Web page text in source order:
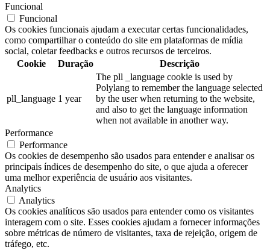
Funcional
Funcional
Os cookies funcionais ajudam a executar certas funcionalidades,
como compartilhar o conteúdo do site em plataformas de mídia
social, coletar feedbacks e outros recursos de terceiros.
Cookie
Duração Descrição
pll_language 1 year
The pll _language cookie is used by
Polylang to remember the language selected
by the user when returning to the website,
and also to get the language information
when not available in another way.
Performance
Performance
Os cookies de desempenho são usados para entender e analisar os
principais índices de desempenho do site, o que ajuda a oferecer
uma melhor experiência de usuário aos visitantes.
Analytics
Analytics
Os cookies analíticos são usados para entender como os visitantes
interagem com o site. Esses cookies ajudam a fornecer informações
sobre métricas de número de visitantes, taxa de rejeição, origem de
tráfego, etc.